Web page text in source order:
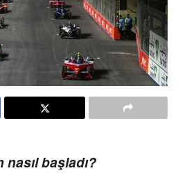
nasıl başladı?